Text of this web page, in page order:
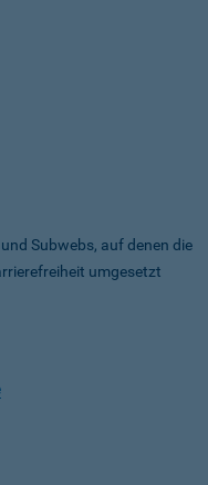
Subwebs, auf denen die
umgesetzt